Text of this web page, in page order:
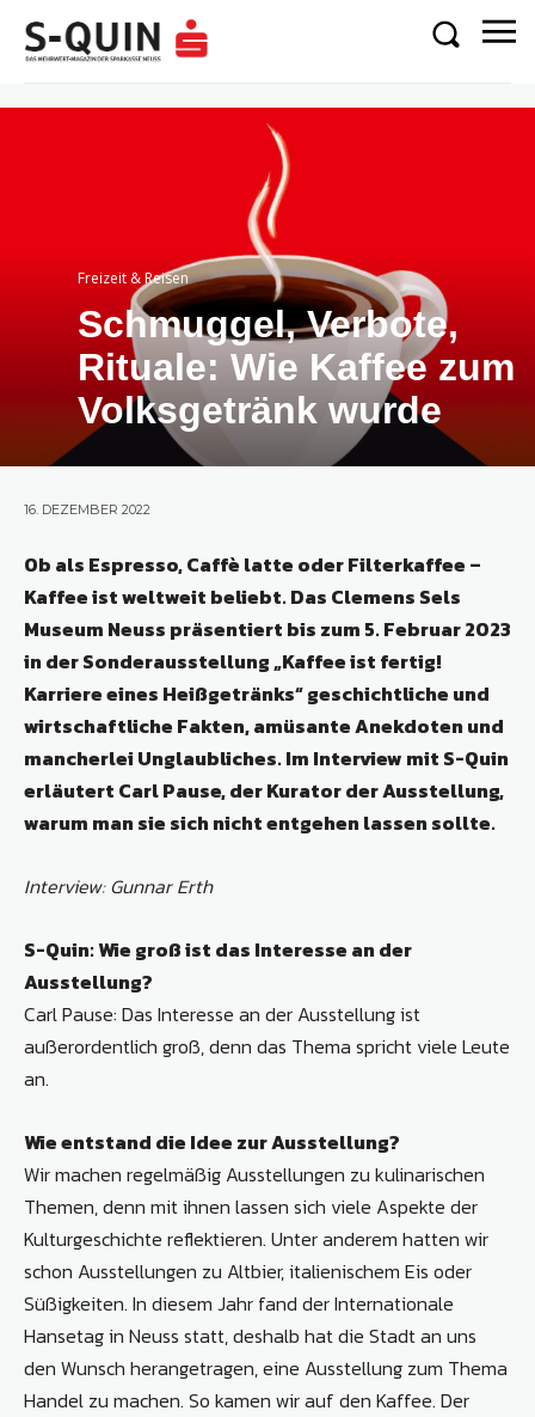
Freizeit & Reisen
Schmuggel, Verbote,
Rituale: Wie Kaffee zum
Volksgetränk wurde
16. DEZEMBER 2022
Ob als Espresso, Caffè latte oder Filterkaffee –
Kaffee ist weltweit beliebt. Das Clemens Sels
Museum Neuss präsentiert bis zum 5. Februar 2023
in der Sonderausstellung„Kaffee ist fertig!
Karriere eines Heißgetränks“ geschichtliche und
wirtschaftliche Fakten, amüsante Anekdoten und
mancherlei Unglaubliches. Im Interview mit S-Quin
erläutert Carl Pause, der Kurator der Ausstellung,
warum man sie sich nicht entgehen lassen sollte.
Interview: Gunnar Erth
S-Quin: Wie groß ist das Interesse an der
Ausstellung?
Carl Pause: Das Interesse an der Ausstellung ist
außerordentlich groß, denn das Thema spricht viele Leute
an.
Wie entstand die Idee zur Ausstellung?
Wir machen regelmäßig Ausstellungen zu kulinarischen
Themen, denn mit ihnen lassen sich viele Aspekte der
Kulturgeschichte reflektieren. Unter anderem hatten wir
schon Ausstellungen zu Altbier, italienischem Eis oder
Süßigkeiten. In diesem Jahr fand der Internationale
Hansetag in Neuss statt, deshalb hat die Stadt an uns
den Wunsch herangetragen, eine Ausstellung zum Thema
Handel zu machen. So kamen wir auf den Kaffee. Der